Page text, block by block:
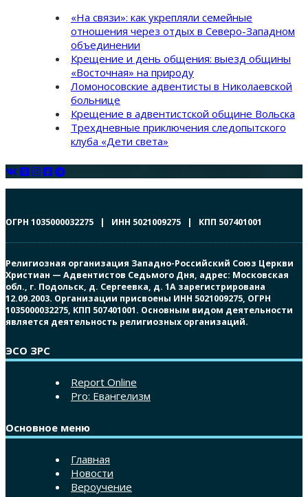
«На связи»: как укрепляли семейные
отношения через отдых в Северо-Западном
объединении
Крещение и день общения: выезд общины
«Восточная» на природу
Ломоносовские адвентисты в Николаевской
больнице
Крещение в адвентистской общине Вольска
Трехдневные приключения следопытского
клуба «Дети света»
ОГРН 1035000032275 | ИНН 5021009275 | КПП 507401001
Религиозная организация Западно-Российский Союз Церкви
Христиан — Адвентистов Седьмого Дня, адрес: Московская
обл., г. Подольск, д. Сергеевка, д. 1А зарегистрирована
12.09.2003. Организации присвоены ИНН 5021009275, ОГРН
1035000032275, КПП 507401001. Основным видом деятельности
является деятельность религиозных организаций.
ЭСО ЗРС
Report Online
Pro: Евангелизм
Основное меню
Главная
Новости
Вероучение